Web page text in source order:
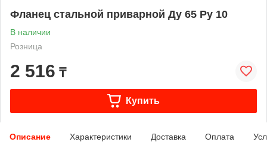
Фланец стальной приварной Ду 65 Ру 10
В наличии
Розница
2 516 ₸
Купить
Описание Характеристики Доставка Оплата